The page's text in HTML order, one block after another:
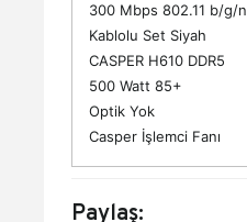
300 Mbps 802.11 b/g/n
Kablolu Set Siyah
CASPER H610 DDR5
500 Watt 85+
Optik Yok
Casper İşlemci Fanı
Paylaş: